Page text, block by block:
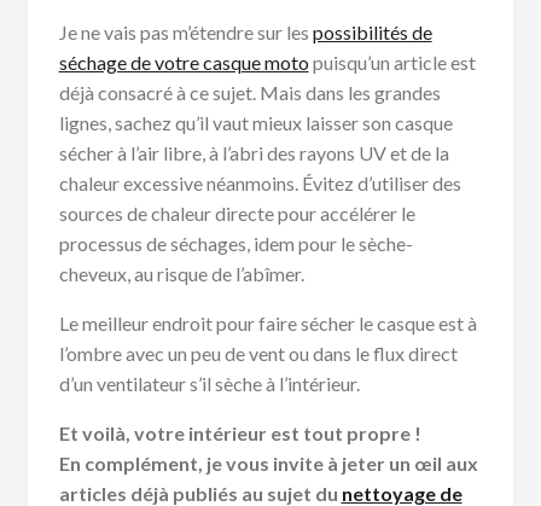
Je ne vais pas m’étendre sur les possibilités de
séchage de votre casque moto puisqu’un article est
déjà consacré à ce sujet. Mais dans les grandes
lignes, sachez qu’il vaut mieux laisser son casque
sécher à l’air libre, à l’abri des rayons UV et de la
chaleur excessive néanmoins. Évitez d’utiliser des
sources de chaleur directe pour accélérer le
processus de séchages, idem pour le sèche-
cheveux, au risque de l’abîmer.
Le meilleur endroit pour faire sécher le casque est à
l’ombre avec un peu de vent ou dans le flux direct
d’un ventilateur s’il sèche à l’intérieur.
Et voilà, votre intérieur est tout propre !
En complément, je vous invite à jeter un œil aux
articles déjà publiés au sujet du nettoyage de